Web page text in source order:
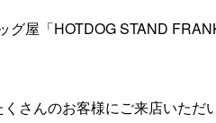
グ屋「HOTDOG STAND
さんのお客様にご来店いただ